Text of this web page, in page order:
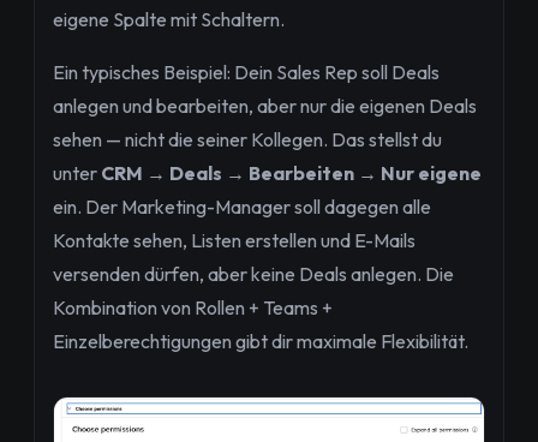
eigene Spalte mit Schaltern.
Ein typisches Beispiel: Dein Sales Rep soll Deals
anlegen und bearbeiten, aber nur die eigenen Deals
sehen — nicht die seiner Kollegen. Das stellst du
unter CRM → Deals → Bearbeiten → Nur eigene
ein. Der Marketing-Manager soll dagegen alle
Kontakte sehen, Listen erstellen und E-Mails
versenden dürfen, aber keine Deals anlegen. Die
Kombination von Rollen + Teams +
Einzelberechtigungen gibt dir maximale Flexibilität.